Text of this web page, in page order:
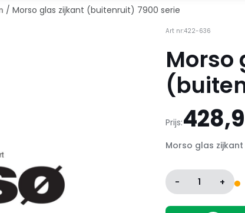
/ Morso glas zijkant (buitenruit) 7900 serie
Art nr:422-636
Morso
Prijs:
Morso glas
- 1 +